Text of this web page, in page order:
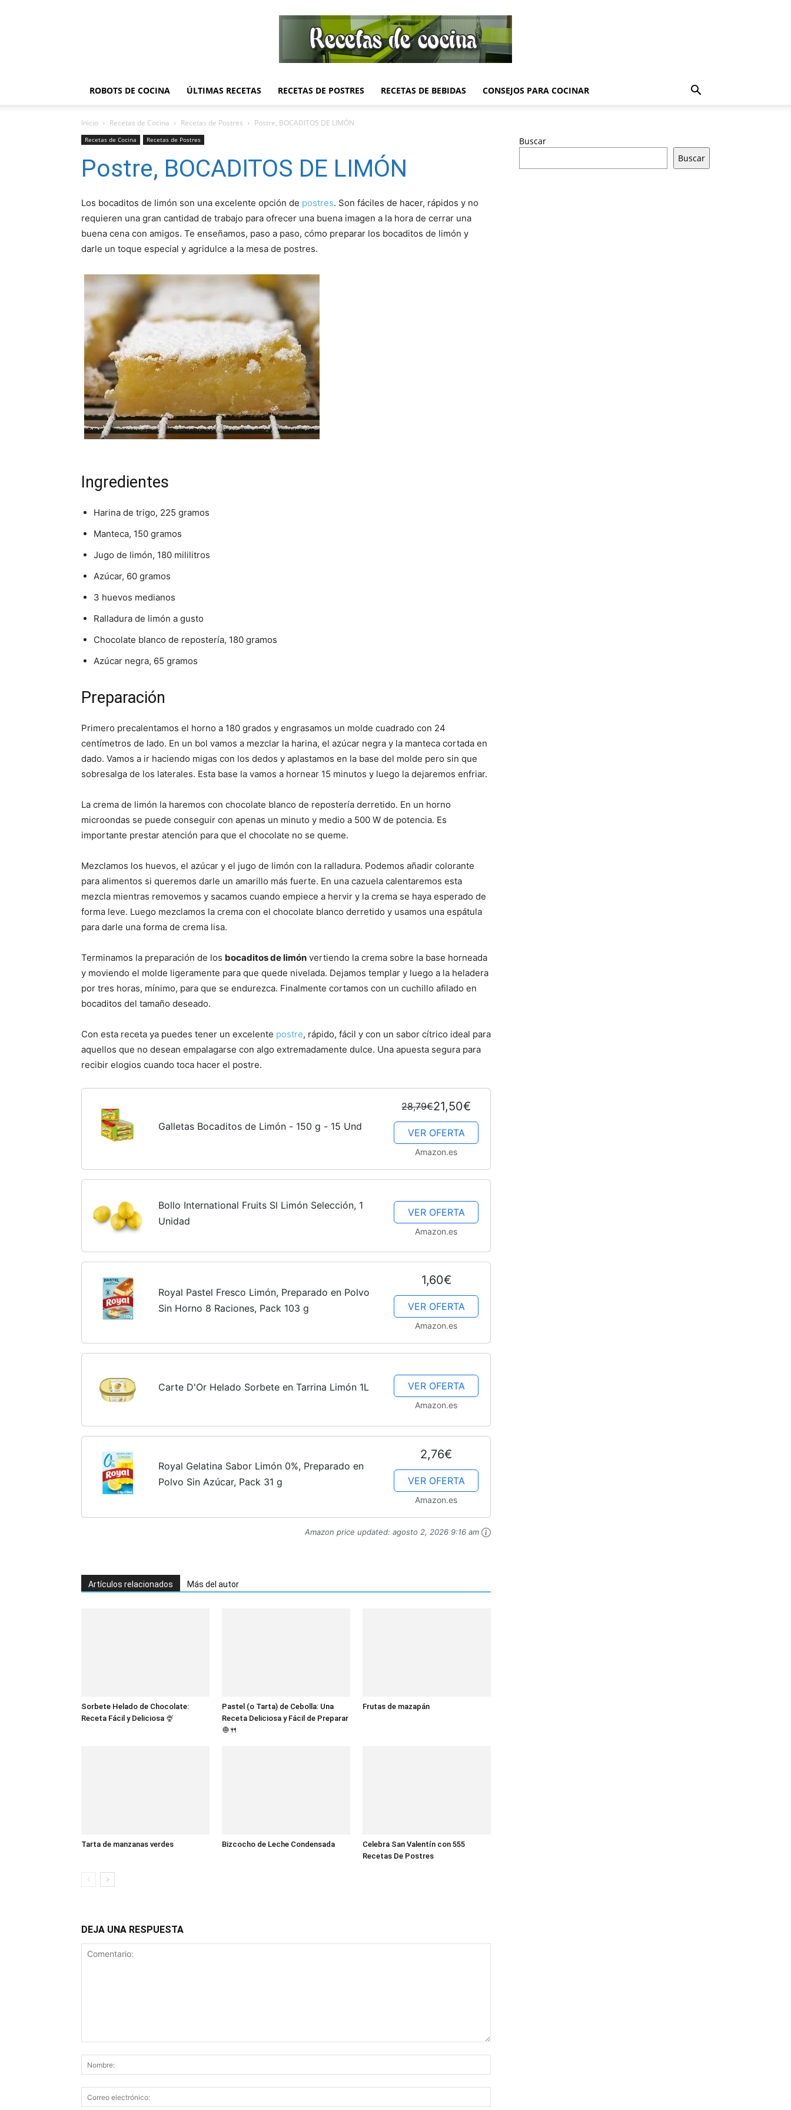
de
Fáciles
ROBOTS DE COCINA ÚLTIMAS RECETAS RECETAS DE POSTRES RECETAS DE BEBIDAS CONSEJOS PARA COCINAR
Inicio Recetas de Cocina Recetas de Postres Postre, BOCADITOS DE LIMÓN
Recetas de Cocina Recetas de Postres
Postre, BOCADITOS DE LIMÓN
Los bocaditos de limón son una excelente opción de postres. Son fáciles de hacer, rápidos y no
requieren una gran cantidad de trabajo para ofrecer una buena imagen a la hora de cerrar una
buena cena con amigos. Te enseñamos, paso a paso, cómo preparar los bocaditos de limón y
darle un toque especial y agridulce a la mesa de postres.
Ingredientes
Harina de trigo, 225 gramos
Manteca, 150 gramos
Jugo de limón, 180 mililitros
Azúcar, 60 gramos
3 huevos medianos
Ralladura de limón a gusto
Chocolate blanco de repostería, 180 gramos
Azúcar negra, 65 gramos
Preparación
Primero precalentamos el horno a 180 grados y engrasamos un molde cuadrado con 24
centímetros de lado. En un bol vamos a mezclar la harina, el azúcar negra y la manteca cortada en
dado. Vamos a ir haciendo migas con los dedos y aplastamos en la base del molde pero sin que
sobresalga de los laterales. Esta base la vamos a hornear 15 minutos y luego la dejaremos enfriar.
La crema de limón la haremos con chocolate blanco de repostería derretido. En un horno
microondas se puede conseguir con apenas un minuto y medio a 500 W de potencia. Es
importante prestar atención para que el chocolate no se queme.
Mezclamos los huevos, el azúcar y el jugo de limón con la ralladura. Podemos añadir colorante
para alimentos si queremos darle un amarillo más fuerte. En una cazuela calentaremos esta
mezcla mientras removemos y sacamos cuando empiece a hervir y la crema se haya esperado de
forma leve. Luego mezclamos la crema con el chocolate blanco derretido y usamos una espátula
para darle una forma de crema lisa.
Terminamos la preparación de los bocaditos de limón vertiendo la crema sobre la base horneada
y moviendo el molde ligeramente para que quede nivelada. Dejamos templar y luego a la heladera
por tres horas, mínimo, para que se endurezca. Finalmente cortamos con un cuchillo afilado en
bocaditos del tamaño deseado.
Con esta receta ya puedes tener un excelente postre, rápido, fácil y con un sabor cítrico ideal para
aquellos que no desean empalagarse con algo extremadamente dulce. Una apuesta segura para
recibir elogios cuando toca hacer el postre.
Galletas Bocaditos de Limón - 150 g - 15 Und
28,79€21,50€
VER OFERTA
Amazon.es
Bollo International Fruits Sl Limón Selección, 1
Unidad
VER OFERTA
Amazon.es
Royal Pastel Fresco Limón, Preparado en Polvo
Sin Horno 8 Raciones, Pack 103 g
1,60€
VER OFERTA
Amazon.es
Carte D'Or Helado Sorbete en Tarrina Limón 1L VER OFERTA
Amazon.es
Royal Gelatina Sabor Limón 0%, Preparado en
Polvo Sin Azúcar, Pack 31 g
2,76€
VER OFERTA
Amazon.es
Amazon price updated: agosto 2, 2026 9:16 am
Artículos relacionados Más del autor
Sorbete Helado de Chocolate:
Receta Fácil y Deliciosa 🍨
Pastel (o Tarta) de Cebolla: Una
Receta Deliciosa y Fácil de Preparar
🧅🍴
Frutas de mazapán
Tarta de manzanas verdes Bizcocho de Leche Condensada
Celebra San Valentín con 555
Recetas De Postres
DEJA UNA RESPUESTA
Buscar
Buscar